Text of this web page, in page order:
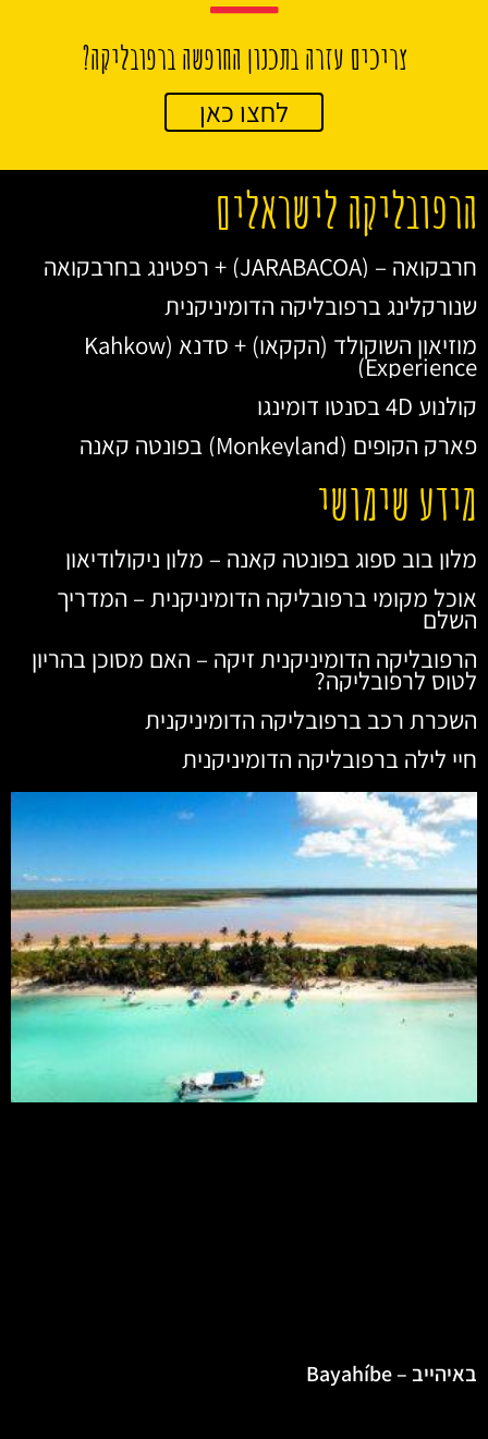
צריכים עזרה בתכנון החופשה ברפובליקה?
לחצו כאן
הרפובליקה לישראלים
חרבקואה – (JARABACOA) + רפטינג בחרבקואה
שנורקלינג ברפובליקה הדומיניקנית
מוזיאון השוקולד (הקקאו) + סדנא (Kahkow
Experience)
קולנוע 4D בסנטו דומינגו
פארק הקופים (Monkeyland) בפונטה קאנה
מידע שימושי
מלון בוב ספוג בפונטה קאנה – מלון ניקולודיאון
אוכל מקומי ברפובליקה הדומיניקנית – המדריך
השלם
הרפובליקה הדומיניקנית זיקה – האם מסוכן בהריון
לטוס לרפובליקה?
השכרת רכב ברפובליקה הדומיניקנית
חיי לילה ברפובליקה הדומיניקנית
באיהייב – Bayahíbe